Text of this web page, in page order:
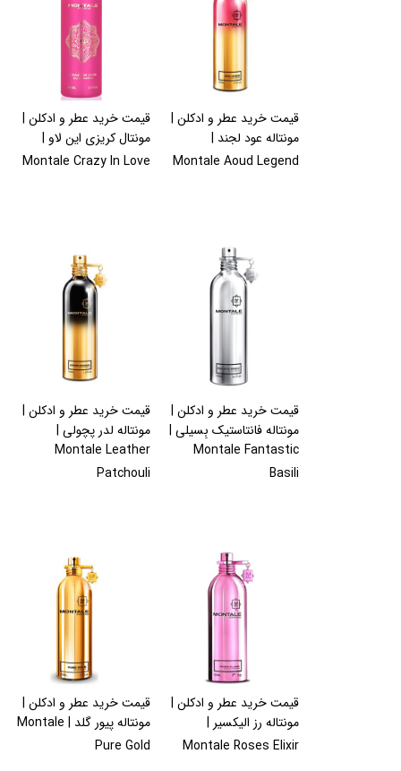
قیمت خرید عطر و ادکلن |
مونتاله رز الیکسیر |
Montale Roses Elixir
قیمت خرید عطر و ادکلن |
مونتاله پیور گلد | Montale
Pure Gold
قیمت خرید عطر و ادکلن |
مونتاله فانتاستیک بِسیلی |
Montale Fantastic
Basili
قیمت خرید عطر و ادکلن |
مونتاله لدر پچولی |
Montale Leather
Patchouli
قیمت خرید عطر و ادکلن |
مونتاله عود لجند |
Montale Aoud Legend
قیمت خرید عطر و ادکلن |
مونتال کریزی این لاو |
Montale Crazy In Love